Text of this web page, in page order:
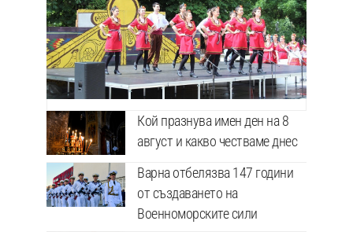
Кой празнува имен ден на 8
август и какво честваме днес
Варна отбелязва 147 години
от създаването на
Военноморските сили